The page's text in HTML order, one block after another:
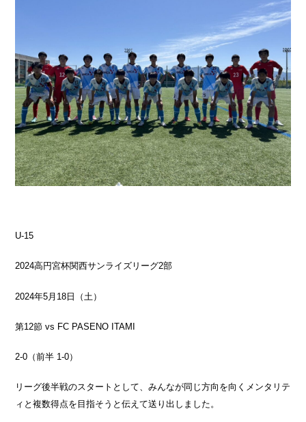
U-15
2024高円宮杯関西サンライズリーグ2部
2024年5 月 18日（土）
第12節 vs FC PASENO ITAMI
2-0 （前半 1-0）
リーグ後半戦のスタートとして、みんなが同じ方向を向くメンタリテ
ィと複数得点を目指そうと伝えて送り出しました。